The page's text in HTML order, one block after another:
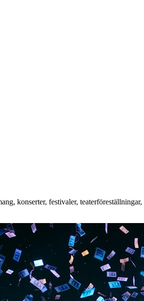
konserter, festivaler,